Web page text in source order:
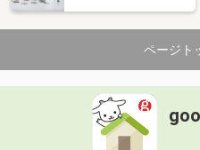
ページト